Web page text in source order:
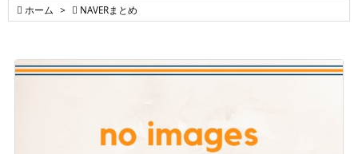
 ホーム >  NAVERまとめ